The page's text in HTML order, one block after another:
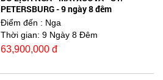
PETERSBURG - 9 ngày 8 đêm
Điểm đến : Nga
Thời gian: 9 Ngày 8 Đêm
63,900,000 đ